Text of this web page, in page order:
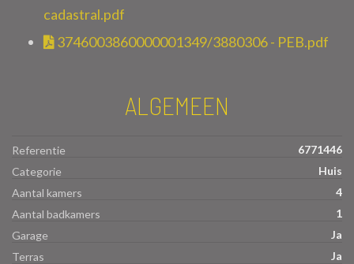
cadastral.pdf
3746003860000001349/3880306 - PEB.pdf
ALGEMEEN
Referentie
6771446
Categorie
Huis
Aantal kamers
4
Aantal badkamers
1
Garage
Ja
Terras
Ja